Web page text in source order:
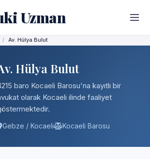
Uzman
Av. Hülya Bulut
Hülya Bulut
baro Kocaeli Barosu'na kayıtlı bir
olarak Kocaeli ilinde faaliyet
Gebze / Kocaeli Kocaeli Barosu